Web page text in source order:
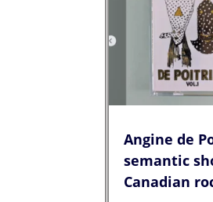
Angine de
semantic
Canadian